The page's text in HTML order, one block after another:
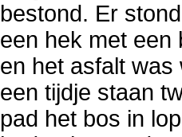
bestond. Er stond
een hek met een
en het asfalt
een tijdje staan
pad het bos in